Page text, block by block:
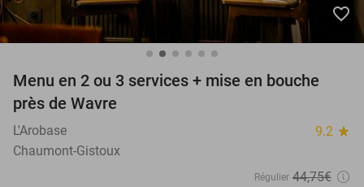
favorite_border
Menu en 2 ou 3 services + mise en bouche
près de Wavre
L'Arobase 9.2 star
Chaumont-Gistoux
Régulier 44,75€